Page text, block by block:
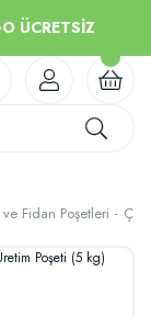
ÜCRETSİZ
Fidan Poşetleri